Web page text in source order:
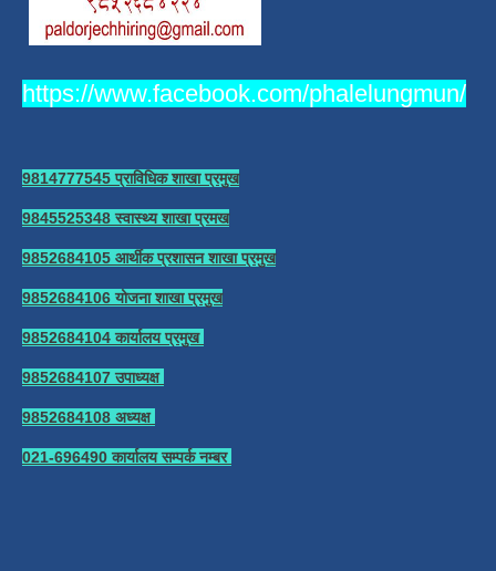
https://www.facebook.com/phalelungmun/
9814777545 प्राविधिक शाखा प्रमुख
9845525348 स्वास्थ्य शाखा प्रमख
9852684105 आर्थीक प्रशासन शाखा प्रमुख
9852684106 योजना शाखा प्रमुख
9852684104 कार्यालय प्रमुख
9852684107 उपाध्यक्ष
9852684108 अध्यक्ष
021-696490 कार्यालय सम्पर्क नम्बर